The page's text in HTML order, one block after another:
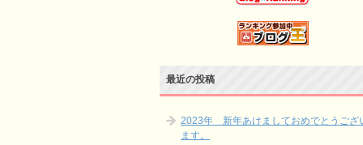
最近の投稿
2023年 新年あけましておめでとうござ
ます。